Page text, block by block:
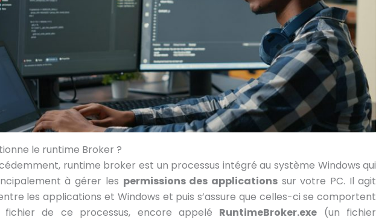
le runtime Broker ?
runtime broker est un processus intégré au système Windows qui
à gérer les permissions des applicationssur votre PC. Il agit
les applications et Windows et puis s’assure que celles-ci se comportent
fichier de ce processus, encore appelé RuntimeBroker.exe (un fichier